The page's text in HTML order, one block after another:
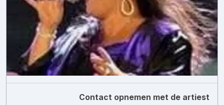
Contact opnemen met de artiest